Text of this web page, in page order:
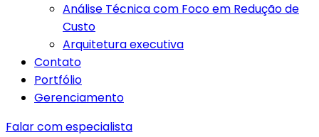
Análise Técnica com Foco em Redução de
Custo
Arquitetura executiva
Contato
Portfólio
Gerenciamento
Falar com especialista